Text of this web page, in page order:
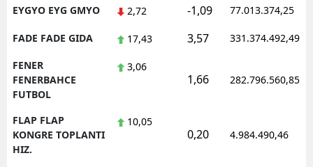
EYGYO EYG GMYO 2,72 -1,09 77.013.374,25
FADE FADE GIDA 17,43 3,57 331.374.492,49
FENER
FENERBAHCE
FUTBOL
3,06
1,66 282.796.560,85
FLAP FLAP
KONGRE TOPLANTI
HIZ.
10,05
0,20 4.984.490,46